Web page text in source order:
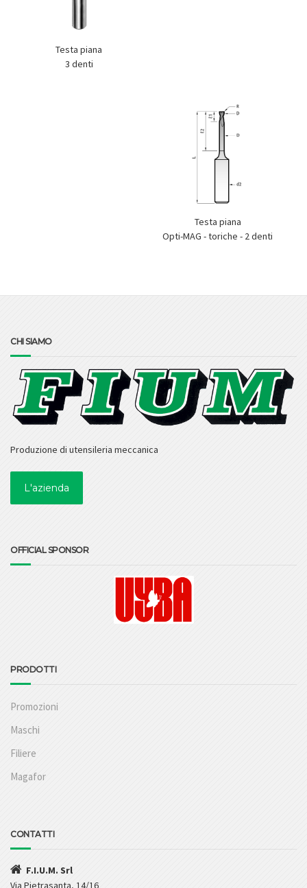
Testa piana
3 denti
Testa piana
Opti-MAG - toriche - 2 denti
CHI SIAMO
Produzione di utensileria meccanica
L'azienda
OFFICIAL SPONSOR
PRODOTTI
Promozioni
Maschi
Filiere
Magafor
CONTATTI
F.I.U.M. Srl
Via Pietrasanta, 14/16